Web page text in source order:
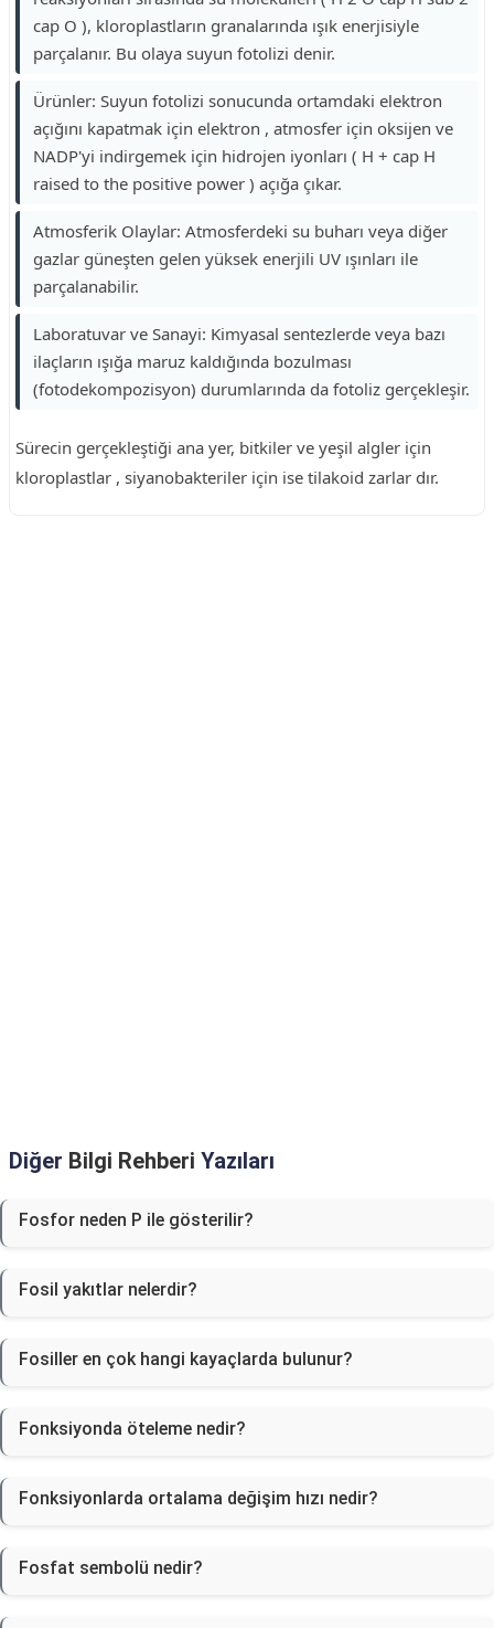
cap O ), kloroplastların granalarında ışık enerjisiyle
parçalanır. Bu olaya suyun fotolizi denir.
Ürünler: Suyun fotolizi sonucunda ortamdaki elektron
açığını kapatmak için elektron , atmosfer için oksijen ve
NADP'yi indirgemek için hidrojen iyonları ( H + cap H
raised to the positive power ) açığa çıkar.
Atmosferik Olaylar: Atmosferdeki su buharı veya diğer
gazlar güneşten gelen yüksek enerjili UV ışınları ile
parçalanabilir.
Laboratuvar ve Sanayi: Kimyasal sentezlerde veya bazı
ilaçların ışığa maruz kaldığında bozulması
(fotodekompozisyon) durumlarında da fotoliz gerçekleşir.
Sürecin gerçekleştiği ana yer, bitkiler ve yeşil algler için
kloroplastlar , siyanobakteriler için ise tilakoid zarlar dır.
Diğer Bilgi Rehberi Yazıları
Fosfor neden P ile gösterilir?
Fosil yakıtlar nelerdir?
Fosiller en çok hangi kayaçlarda bulunur?
Fonksiyonda öteleme nedir?
Fonksiyonlarda ortalama değişim hızı nedir?
Fosfat sembolü nedir?